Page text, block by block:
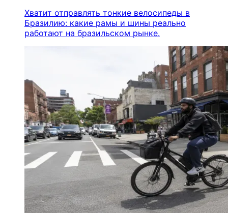
Хватит отправлять тонкие велосипеды в
Бразилию: какие рамы и шины реально
работают на бразильском рынке.